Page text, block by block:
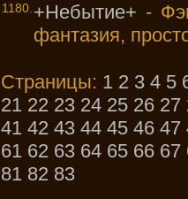
1180. +Небытие+ -
фантазия,
Страницы: 1 2 3 4 5
21 22 23 24 25 26 27
41 42 43 44 45 46 47
61 62 63 64 65 66 67
81 82 83